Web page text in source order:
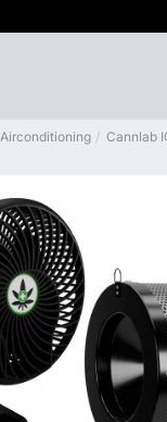
Airconditioning Cannlab